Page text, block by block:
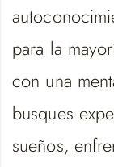
para la
con una
busques
sueños,